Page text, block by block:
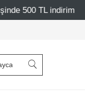
Mağazalarımız